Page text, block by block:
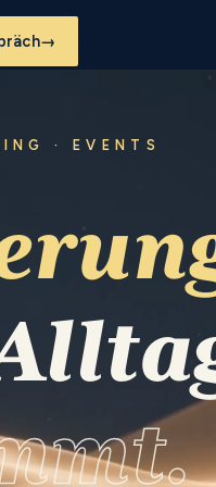
→
· EVENTS